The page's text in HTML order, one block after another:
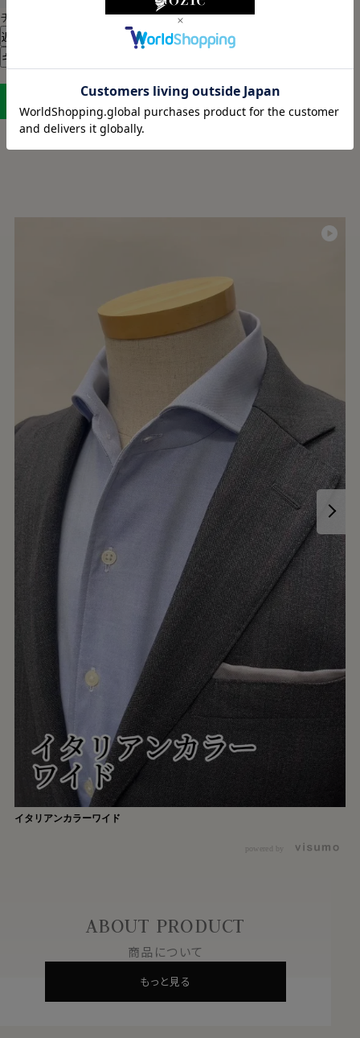
チャットでお問い合わせ
返品・交換について
ギフトラッピングについて
LINEに保存する
イタリアンカラーワイド
powered by
ABOUT PRODUCT
商品について
もっと見る